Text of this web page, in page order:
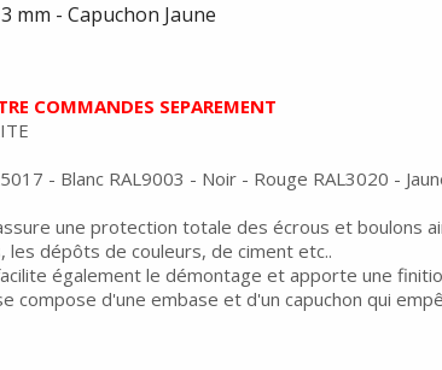
mm - Capuchon Jaune
COMMANDES SEPAREMENT
- Blanc RAL9003 - Noir - Rouge RAL3020 -
une protection totale des écrous et boulons
dépôts de couleurs, de ciment etc..
également le démontage et apporte une
compose d'une embase et d'un capuchon qui